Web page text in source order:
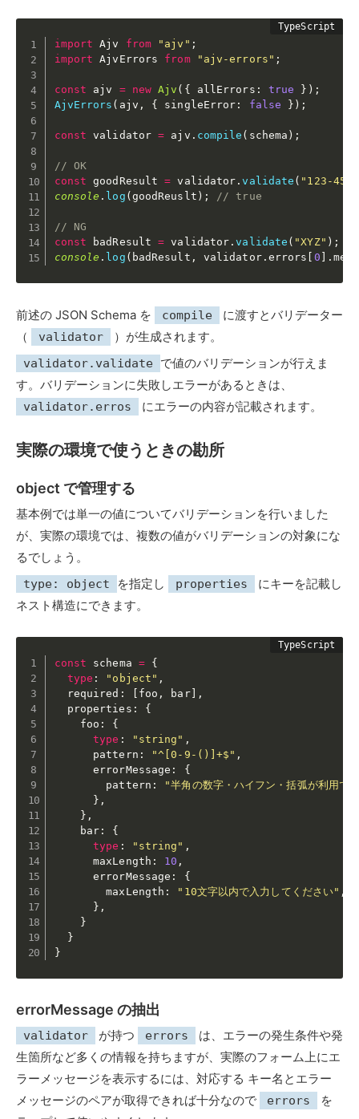
import Ajv from "ajv" ;
import AjvErrors from "ajv-errors" ;
const ajv = new Ajv ( { allErrors : true } ) ;
AjvErrors ( ajv , { singleError : false } ) ;
const validator = ajv . compile ( schema ) ;
// OK
const goodResult = validator .validate ( "123-
console . log ( goodReuslt ) ; // true
// NG
const badResult = validator .validate ( "XYZ" ) ;
console . log ( badResult , validator. errors 0 .
前述の JSON Schema を compile
に渡すとバリデーター
（
validator ）が生成されます。
validator.validate で値のバリデーションが行えま
す。バリデーションに失敗しエラーがあるときは、
validator.erros にエラーの内容が記載されます。
実際の環境で使うときの勘所
object で管理する
基本例では単一の値についてバリデーションを行いました
が、実際の環境では、複数の値がバリデーションの対象にな
るでしょう。
type: object を指定し properties
にキーを記載し
ネスト構造にできます。
const schema =
{
type : "object" ,
  required
: foo , bar]
,
  properties
:
{
    foo
:
{
type : "string" ,
      pattern
: "^[0-9-()]+$" ,
      errorMessage
:
{
        pattern
:
"半角の数字・ハイフン・括弧が利用で
} ,
} ,
    bar
:
{
type : "string" ,
      maxLength
: 10 ,
      errorMessage
:
{
        maxLength
: "10文字以内で入力してください" ,
} ,
}
}
}
errorMessage の抽出
validator が持つ errors
は、エラーの発生条件や発
生箇所など多くの情報を持ちますが、実際のフォーム上にエ
ラーメッセージを表示するには、対応する キー名とエラー
メッセージのペアが取得できれば十分なので
errors
を